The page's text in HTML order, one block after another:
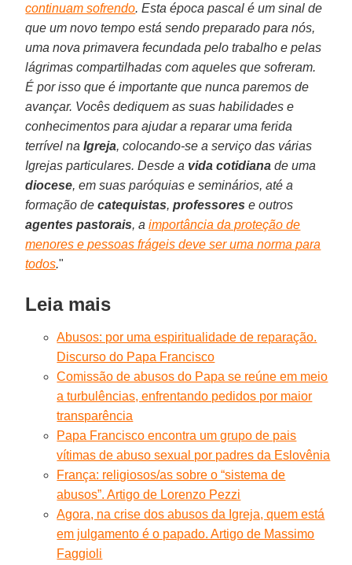
continuam sofrendo. Esta época pascal é um sinal de
que um novo tempo está sendo preparado para nós,
uma nova primavera fecundada pelo trabalho e pelas
lágrimas compartilhadas com aqueles que sofreram.
É por isso que é importante que nunca paremos de
avançar. Vocês dediquem as suas habilidades e
conhecimentos para ajudar a reparar uma ferida
terrível naIgreja, colocando-se a serviço das várias
Igrejas particulares. Desde a vida cotidiana de uma
diocese, em suas paróquias e seminários, até a
formação decatequistas,professores e outros
agentes pastorais, aimportância da proteção de
menores e pessoas frágeis deve ser uma norma para
todos."
Leia mais
Abusos: por uma espiritualidade de reparação.
Discurso do Papa Francisco
Comissão de abusos do Papa se reúne em meio
a turbulências, enfrentando pedidos por maior
transparência
Papa Francisco encontra um grupo de pais
vítimas de abuso sexual por padres da Eslovênia
França: religiosos/as sobre o “sistema de
abusos”. Artigo de Lorenzo Pezzi
Agora, na crise dos abusos da Igreja, quem está
em julgamento é o papado. Artigo de Massimo
Faggioli